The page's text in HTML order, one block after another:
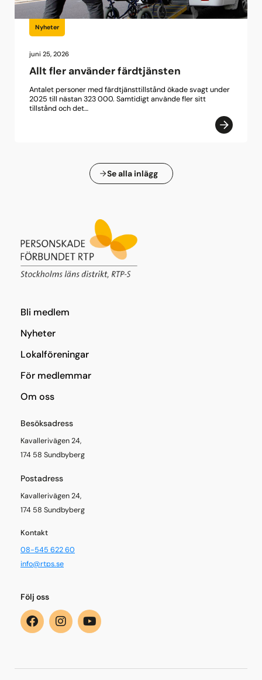
Nyheter
juni 25, 2026
Allt fler använder färdtjänsten
Antalet personer med färdtjänsttillstånd ökade svagt under
2025 till nästan 323 000. Samtidigt använde fler sitt
tillstånd och det…
Se alla inlägg
Bli medlem
Nyheter
Lokalföreningar
För medlemmar
Om oss
Besöksadress
Kavallerivägen 24,
174 58 Sundbyberg
Postadress
Kavallerivägen 24,
174 58 Sundbyberg
Kontakt
08-545 622 60
info@rtps.se
Följ oss